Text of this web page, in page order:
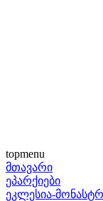
topmenu
მთავარი
ეპარქიები
ეკლესია-